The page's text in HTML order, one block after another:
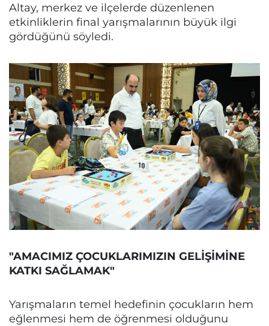
Altay, merkez ve ilçelerde düzenlenen
etkinliklerin final yarışmalarının büyük ilgi
gördüğünü söyledi.
"AMACIMIZ ÇOCUKLARIMIZIN GELİŞİMİNE
KATKI SAĞLAMAK"
Yarışmaların temel hedefinin çocukların hem
eğlenmesi hem de öğrenmesi olduğunu